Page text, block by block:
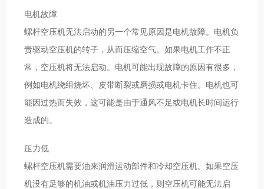
电机故障
螺杆空压机无法启动的另一个常见原因是电机故障。电机负
责驱动空压机的转子，从而压缩空气。如果电机工作不正
常，空压机将无法启动。电机可能出现故障的原因有很多，
例如电机绕组烧坏、皮带断裂或磨损或电机卡住。电机也可
能因过热而失效，这可能是由于通风不足或电机长时间运行
造成的。
压力低
螺杆空压机需要油来润滑运动部件和冷却空压机。如果空压
机没有足够的机油或机油压力过低，则空压机可能无法启